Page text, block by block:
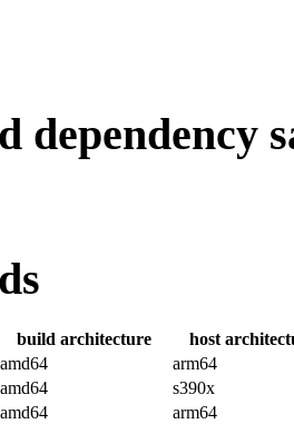
dependency
build architecture
host
amd64
arm64
amd64
s390x
amd64
arm64